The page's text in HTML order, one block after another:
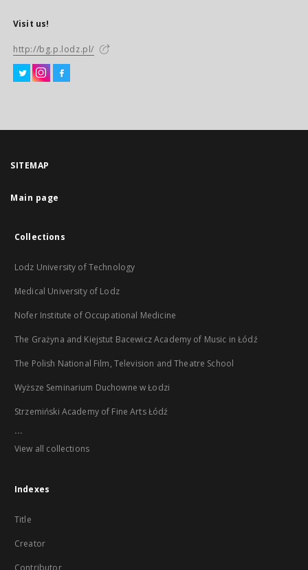
Visit us!
http://bg.p.lodz.pl/
SITEMAP
Main page
Collections
Lodz University of Technology
Medical University of Lodz
Nofer Institute of Occupational Medicine
The Grażyna and Kiejstut Bacewicz Academy of Music in Łódź
The Polish National Film, Television and Theatre School
Wyższe Seminarium Duchowne w Łodzi
Strzemiński Academy of Fine Arts Łódź
...
View all collections
Indexes
Title
Creator
Contributor